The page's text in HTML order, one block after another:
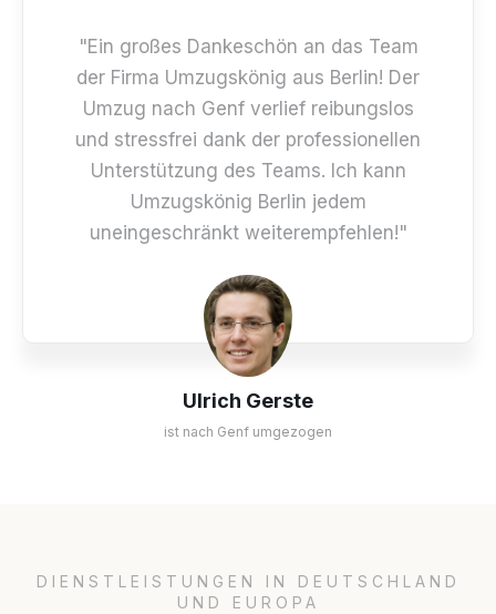
Ulrich Gerste
ist nach Genf umgezogen
"Ein großes Dankeschön an das Team
der Firma Umzugskönig aus Berlin! Der
Umzug nach Genf verlief reibungslos
und stressfrei dank der professionellen
Unterstützung des Teams. Ich kann
Umzugskönig Berlin jedem
uneingeschränkt weiterempfehlen!"
DIENSTLEISTUNGEN IN DEUTSCHLAND
UND EUROPA